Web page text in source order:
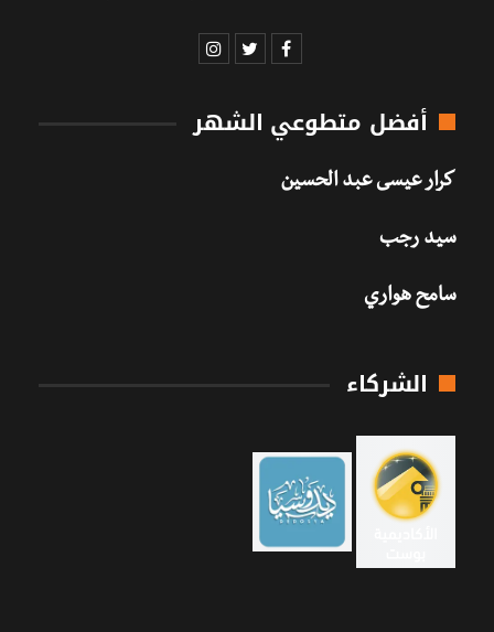
أفضل متطوعي الشهر
كرار عيسى عبد الحسين
سيد رجب
سامح هواري
الشركاء